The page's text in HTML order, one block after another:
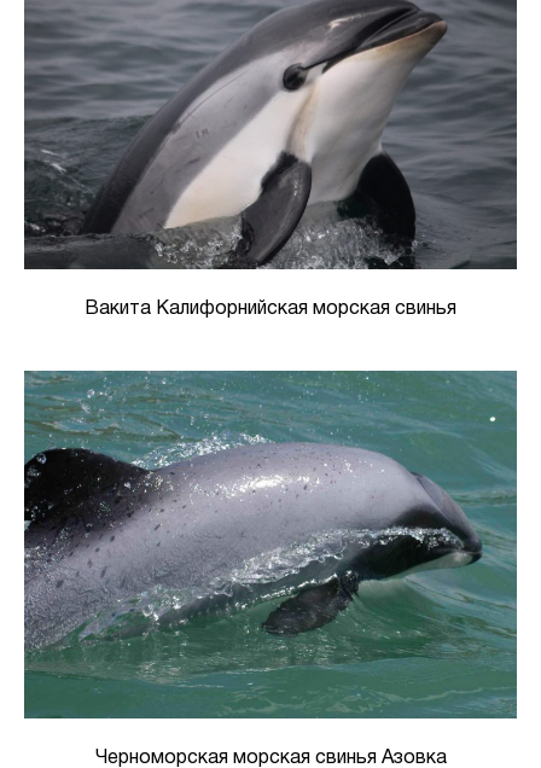
Вакита Калифорнийская морская свинья
Черноморская морская свинья Азовка